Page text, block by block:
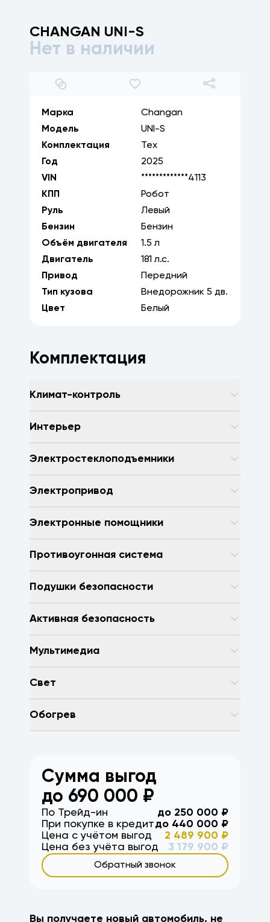
CHANGAN UNI-S
Нет в наличии
1/ 29
Марка
Changan
Модель
UNI-S
Комплектация
Тех
Год
2025
VIN
*************4113
КПП
Робот
Руль
Левый
Бензин
Бензин
Объём двигателя
1.5 л
Двигатель
181 л.с.
Привод
Передний
Тип кузова
Внедорожник 5 дв.
Цвет
Белый
Комплектация
Климат-контроль
Интерьер
Электростеклоподъемники
Электропривод
Электронные помощники
Противоугонная система
Подушки безопасности
Активная безопасность
Мультимедиа
Свет
Обогрев
Сумма выгод
до 690 000 ₽
По Трейд-ин до 250 000 ₽
При покупке в кредитдо 440 000 ₽
Цена с учётом выгод
2 489 900 ₽
Цена без учёта выгод
3 179 900 ₽
Обратный звонок
Вы получаете новый автомобиль, не